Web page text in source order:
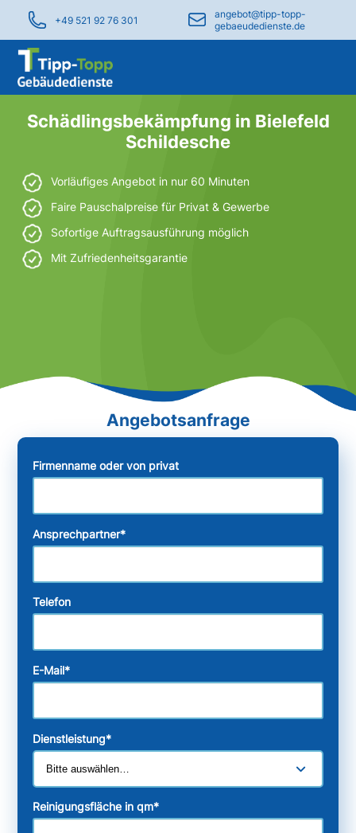
+49 521 92 76 301
angebot@tipp-topp-
gebaeudedienste.de
Schädlingsbekämpfung in Bielefeld
Schildesche
Vorläufiges Angebot in nur 60 Minuten
Faire Pauschalpreise für Privat & Gewerbe
Sofortige Auftragsausführung möglich
Mit Zufriedenheitsgarantie
Firmenname oder von privat
Ansprechpartner*
Telefon
E-Mail*
Dienstleistung*
Reinigungsfläche in qm*